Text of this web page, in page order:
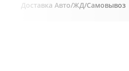
Доставка Авто/ЖД/Самовывоз